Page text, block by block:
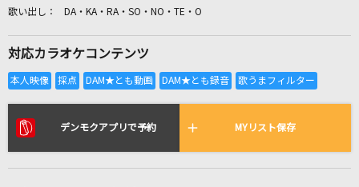
カラオケリクエスト
リアルタイムで歌われている曲の一覧
クスシキ
DA・KA・RA・SO・NO・TE・O
対応カラオケコンテンツ
デンモクアプリで予約 MYリスト保存